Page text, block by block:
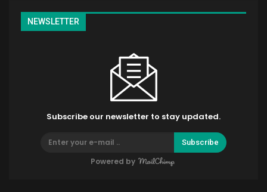
NEWSLETTER
Subscribe our newsletter to stay updated.
Subscribe
Powered by